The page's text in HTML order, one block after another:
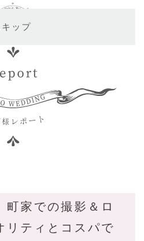
ップ
町家での撮影＆ロ
リティとコスパで